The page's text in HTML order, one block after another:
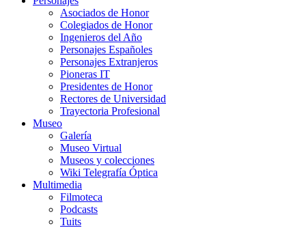
Asociados de Honor
Colegiados de Honor
Ingenieros del Año
Personajes Españoles
Personajes Extranjeros
Pioneras IT
Presidentes de Honor
Rectores de Universidad
Trayectoria Profesional
Museo
Galería
Museo Virtual
Museos y colecciones
Wiki Telegrafía Óptica
Multimedia
Filmoteca
Podcasts
Tuits